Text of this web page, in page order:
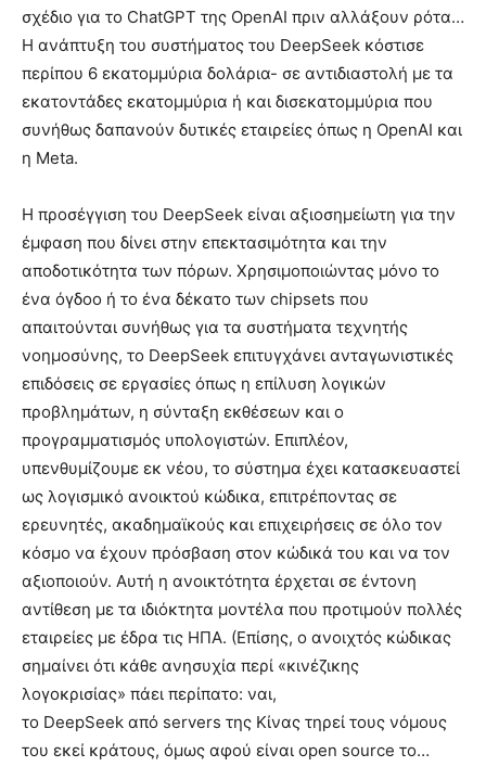
σχέδιο για το ChatGPT της OpenAI πριν αλλάξουν ρότα…
Η ανάπτυξη του συστήματος του DeepSeek κόστισε
περίπου 6 εκατομμύρια δολάρια- σε αντιδιαστολή με τα
εκατοντάδες εκατομμύρια ή και δισεκατομμύρια που
συνήθως δαπανούν δυτικές εταιρείες όπως η OpenAI και
η Meta.
Η προσέγγιση του DeepSeek είναι αξιοσημείωτη για την
έμφαση που δίνει στην επεκτασιμότητα και την
αποδοτικότητα των πόρων. Χρησιμοποιώντας μόνο το
ένα όγδοο ή το ένα δέκατο των chipsets που
απαιτούνται συνήθως για τα συστήματα τεχνητής
νοημοσύνης, το DeepSeek επιτυγχάνει ανταγωνιστικές
επιδόσεις σε εργασίες όπως η επίλυση λογικών
προβλημάτων, η σύνταξη εκθέσεων και ο
προγραμματισμός υπολογιστών. Επιπλέον,
υπενθυμίζουμε εκ νέου, το σύστημα έχει κατασκευαστεί
ως λογισμικό ανοικτού κώδικα, επιτρέποντας σε
ερευνητές, ακαδημαϊκούς και επιχειρήσεις σε όλο τον
κόσμο να έχουν πρόσβαση στον κώδικά του και να τον
αξιοποιούν. Αυτή η ανοικτότητα έρχεται σε έντονη
αντίθεση με τα ιδιόκτητα μοντέλα που προτιμούν πολλές
εταιρείες με έδρα τις ΗΠΑ. (Επίσης, ο ανοιχτός κώδικας
σημαίνει ότι κάθε ανησυχία περί «κινέζικης
λογοκρισίας» πάει περίπατο: ναι,
το DeepSeek από servers της Κίνας τηρεί τους νόμους
του εκεί κράτους, όμως αφού είναι open source το…